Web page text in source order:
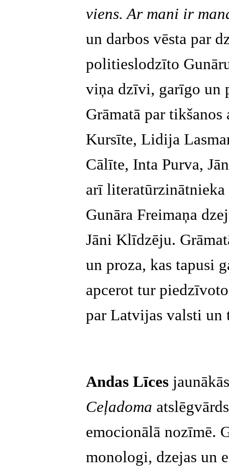
viens. Ar mani ir
un darbos vēsta par
politieslodzīto
viņa dzīvi, garīgo un
Grāmatā par tikšanos
Kursīte, Lidija
Cālīte, Inta Purva,
arī
Gunāra Freimaņa
Jāni Klīdzēju.
un proza, kas tapusi
apcerot tur
par Latvijas valsti un
Andas Līces
Ceļadoma
emocionālā nozīmē.
monologi, dzejas un